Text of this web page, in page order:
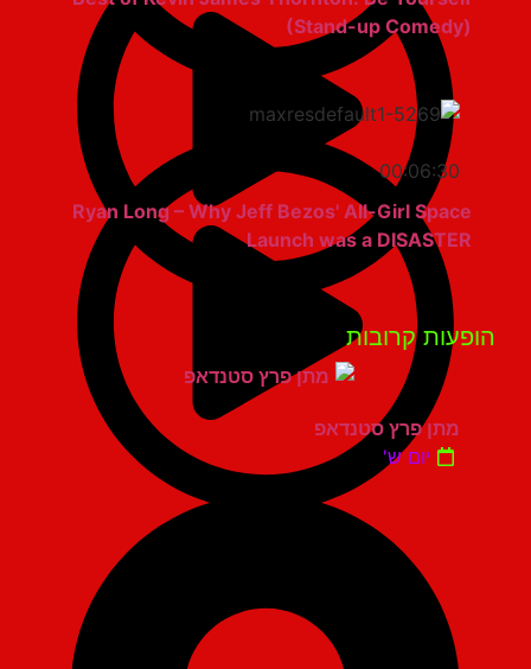
(Stand-up Comedy)
00:06:30
Ryan Long – Why Jeff Bezos' All-Girl Space
Launch was a DISASTER
קרובות
מתן פרץ סטנדאפ
יום ש'